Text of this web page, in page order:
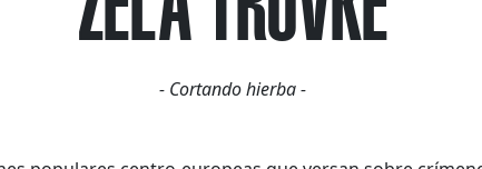
- Cortando hierba -